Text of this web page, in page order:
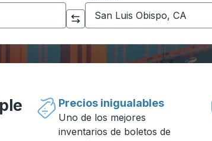
de origen para abrir las opciones de
Comience a escribir la
Precios inigualables
Uno de los mejores
inventarios de boletos de